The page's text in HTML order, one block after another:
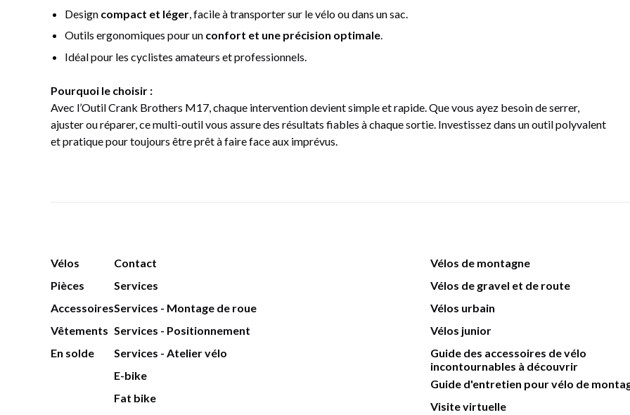
Design compact et léger , facile à transporter sur le vélo ou dans un sac.
Outils ergonomiques pour un confort et une précision optimale.
Idéal pour les cyclistes amateurs et professionnels.
Pourquoi le choisir :
Avec l’Outil Crank Brothers M17, chaque intervention devient simple et rapide. Que vous ayez besoin de serrer,
ajuster ou réparer, ce multi-outil vous assure des résultats fiables à chaque sortie. Investissez dans un outil polyvalent
et pratique pour toujours être prêt à faire face aux imprévus.
Vélos
Pièces
Accessoires
Vêtements
En solde
Contact
Services
Services - Montage de roue
Services - Positionnement
Services - Atelier vélo
E-bike
Fat bike
Vélos de montagne
Vélos de gravel et de route
Vélos urbain
Vélos junior
Guide des accessoires de vélo
incontournables à découvrir
Guide d'entretien pour vélo de
Visite virtuelle